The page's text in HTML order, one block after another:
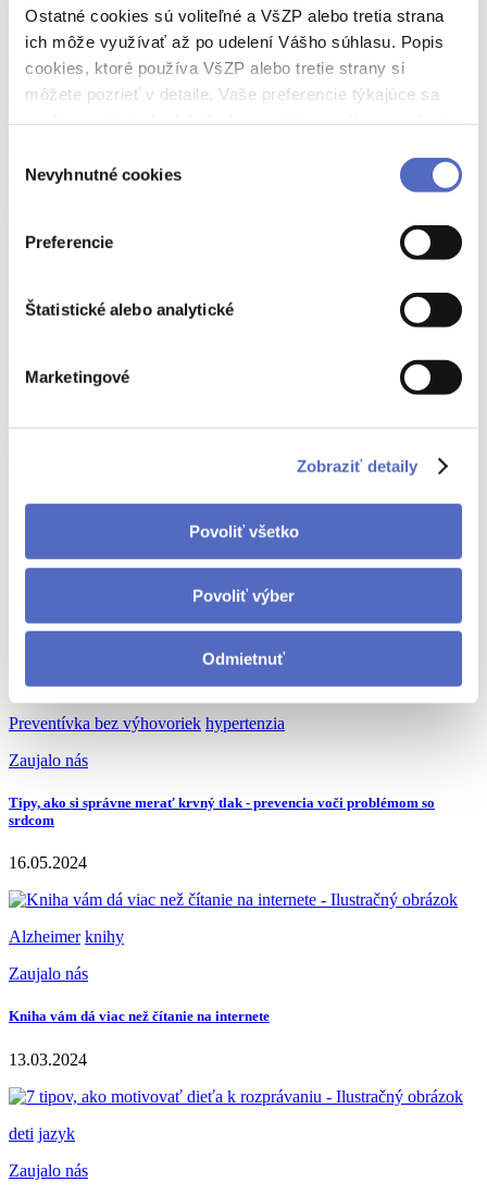
Ostatné cookies sú voliteľné a VšZP alebo tretia strana
ich môže využívať až po udelení Vášho súhlasu. Popis
cookies, ktoré používa VšZP alebo tretie strany si
môžete pozrieť v detaile. Vaše preferencie týkajúce sa
súhlasu
Nevyhnutné cookies
Preferencie
Štatistické alebo analytické
Marketingové
Zobraziť detaily
Povoliť všetko
Povoliť výber
Odmietnuť
dovolenka
Zaujalo nás
03.07.2025
Zaujalo nás
ako nikdy predtým
modré svetlo optika
Do akej miery nás ohrozuje modré svetlo? Pýtali sme sa špecialistu
09.09.2024
Preventívka bez výhovoriek hypertenzia
Zaujalo nás
Tipy, ako si správne merať krvný tlak - prevencia voči problémom so
srdcom
16.05.2024
Alzheimer knihy
Zaujalo nás
Kniha vám dá viac než čítanie na internete
13.03.2024
deti jazyk
Zaujalo nás